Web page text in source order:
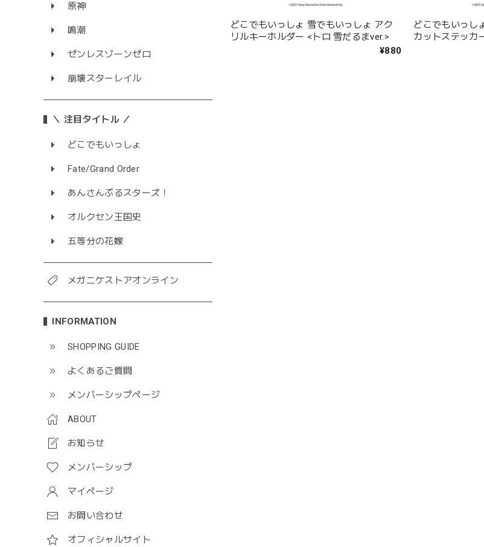
原神
鳴潮
ゼンレスゾーンゼロ
崩壊スターレイル
＼ 注目タイトル ／
どこでもいっしょ
Fate/Grand Order
あんさんぶるスターズ！
オルクセン王国史
五等分の花嫁
メガニケストアオンライン
INFORMATION
SHOPPING GUIDE
よくあるご質問
メンバーシップページ
ABOUT
お知らせ
メンバーシップ
マイページ
お問い合わせ
オフィシャルサイト
どこでもいっしょ 雪でもいっしょ アク
リルキーホルダー <トロ 雪だるまver.>
¥880
どこでもいっし
カットステッカ